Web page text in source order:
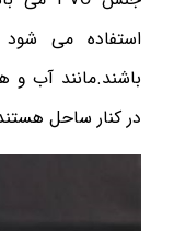
استفاده می
باشند.مانند آب و
در کنار ساحل